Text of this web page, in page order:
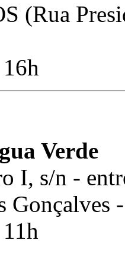
(Rua
Verde
I, s/n -
Gonçalves